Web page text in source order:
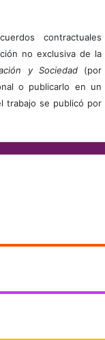
contractuales
no exclusiva de la
y Sociedad(por
o publicarlo en un
trabajo se publicó por